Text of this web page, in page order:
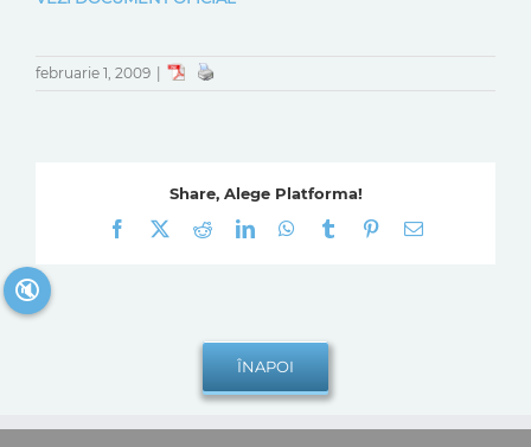
februarie 1, 2009
Share, Alege Platforma!
Facebook
RedditLinkedInWhatsApp
Tumblr Pinterest
E-
🔇